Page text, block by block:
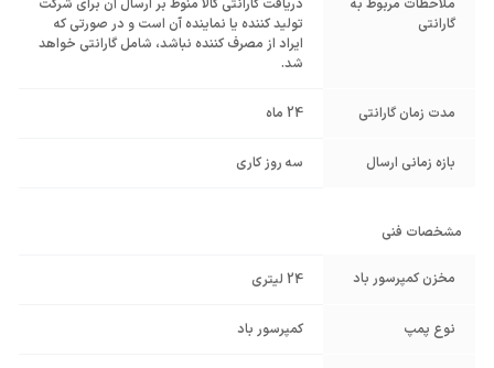
ملاحظات مربوط به
گارانتی
دریافت گارانتی کالا منوط بر ارسال آن برای شرکت
تولید کننده یا نماینده آن است و در صورتی که
ایراد از مصرف کننده نباشد، شامل گارانتی خواهد
شد.
مدت زمان گارانتی 24 ماه
بازه زمانی ارسال سه روز کاری
مشخصات فنی
مخزن کمپرسور باد 24 لیتری
نوع پمپ کمپرسور باد